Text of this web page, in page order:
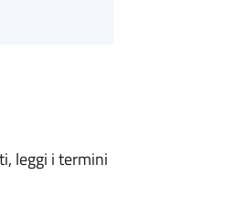
leggi i termini